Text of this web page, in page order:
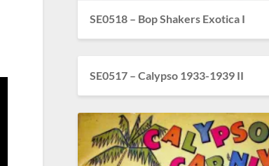
SE0518 – Bop Shakers Exotica I
SE0517 – Calypso 1933-1939 II